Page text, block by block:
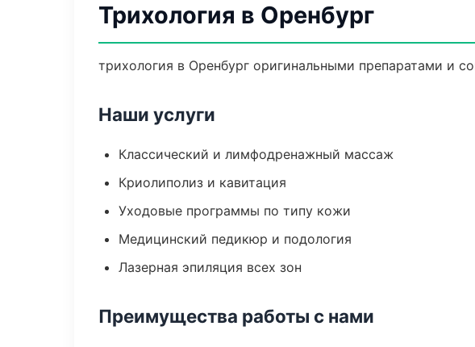
Трихология в Оренбург
трихология в Оренбург оригинальными препаратами и
Наши услуги
Классический и лимфодренажный массаж
Криолиполиз и кавитация
Уходовые программы по типу кожи
Медицинский педикюр и подология
Лазерная эпиляция всех зон
Преимущества работы с нами